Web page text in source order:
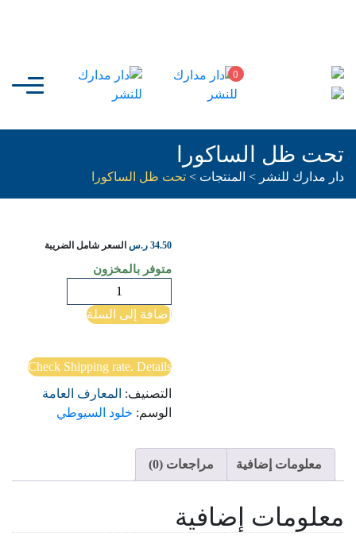
0
تحت ظل الساكورا
دار مدارك للنشر > المنتجات > تحت ظل الساكورا
34.50 ر.س السعر شامل الضريبة
متوفر بالمخزون
تحت
ظل
إضافة إلى السلة
Check Shipping rate. Details
التصنيف: المعارف العامة
الوسم: خلود السيوطي
معلومات إضافية مراجعات (0)
معلومات إضافية